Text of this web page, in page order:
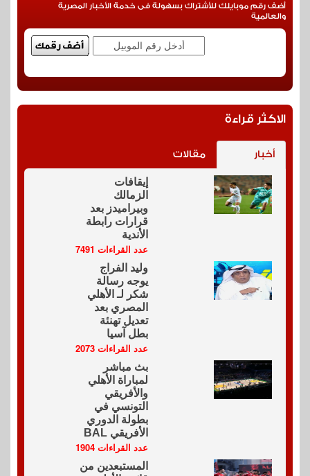
أضف رقم موبايلك للأشتراك بسهولة فى خدمة الأخبار المصرية
والعالمية
الاكثر قراءة
أخبار مقالات
إيقافات
الزمالك
وبيراميدز بعد
قرارات رابطة
الأندية
عدد القراءات 7491
وليد الفراج
يوجه رسالة
شكر لـ الأهلي
المصري بعد
تعديل تهنئة
بطل آسيا
عدد القراءات 2073
بث مباشر
لمباراة الأهلي
والأفريقي
التونسي في
بطولة الدوري
الأفريقي BAL
عدد القراءات 1904
المستبعدين من